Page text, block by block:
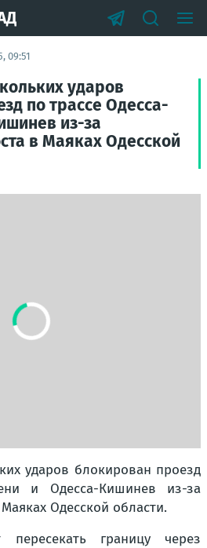
09:51
ударов
по трассе Одесса-
из-за
в Маяках Одесской
ударов блокирован проезд
и Одесса-Кишинев из-за
Одесской области.
границу через